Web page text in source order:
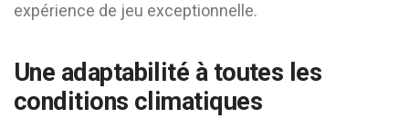
expérience de jeu exceptionnelle.
Une adaptabilité à toutes les
conditions climatiques